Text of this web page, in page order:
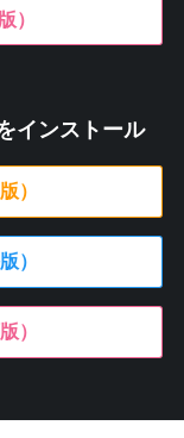
）
インストール
）
）
）